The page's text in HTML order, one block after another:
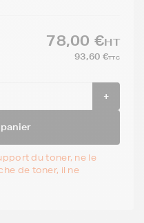
78,00 €HT
93,60 €TTC
+
du toner, ne le
de toner, il ne